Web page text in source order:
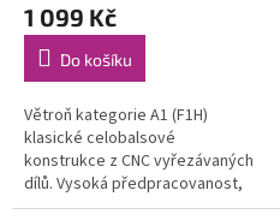
1 099 Kč
Do košíku
Větroň kategorie A1 (F1H)
klasické celobalsové
konstrukce z CNC vyřezávaných
dílů. Vysoká předpracovanost,
snadná stavba, výborné letové